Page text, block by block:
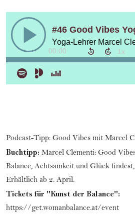
Podcast-Tipp: Good Vibes mit Marcel
Buchtipp: Marcel Clementi: Good
Balance, Achtsamkeit und Glück
Erhältlich ab 2. April.
Tickets für "Kunst der Balance":
https://get.womanbalance.at/event